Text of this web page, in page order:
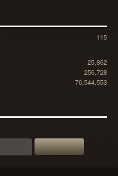
115
25,862
256,728
76,544,553